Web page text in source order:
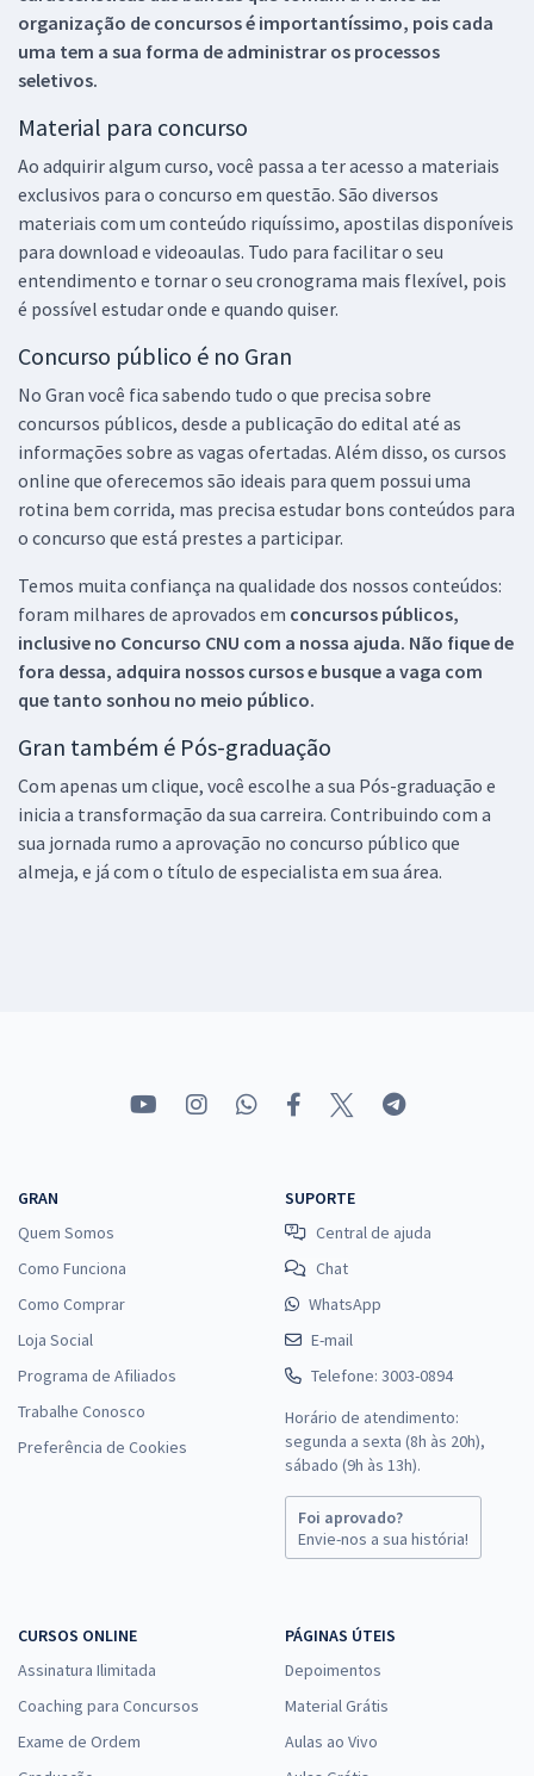
organização de concursos é importantíssimo, pois cada
uma tem a sua forma de administrar os processos
seletivos.
Material para concurso
Ao adquirir algum curso, você passa a ter acesso a materiais
exclusivos para o concurso em questão. São diversos
materiais com um conteúdo riquíssimo, apostilas disponíveis
para download e videoaulas. Tudo para facilitar o seu
entendimento e tornar o seu cronograma mais flexível, pois
é possível estudar onde e quando quiser.
Concurso público é no Gran
No Gran você fica sabendo tudo o que precisa sobre
concursos públicos, desde a publicação do edital até as
informações sobre as vagas ofertadas. Além disso, os cursos
online que oferecemos são ideais para quem possui uma
rotina bem corrida, mas precisa estudar bons conteúdos para
o concurso que está prestes a participar.
Temos muita confiança na qualidade dos nossos conteúdos:
foram milhares de aprovados em concursos públicos,
inclusive no Concurso CNU com a nossa ajuda. Não fique de
fora dessa, adquira nossos cursos e busque a vaga com
que tanto sonhou no meio público.
Gran também é Pós-graduação
Com apenas um clique, você escolhe a sua Pós-graduação e
inicia a transformação da sua carreira. Contribuindo com a
sua jornada rumo a aprovação no concurso público que
almeja, e já com o título de especialista em sua área.
GRAN
Quem Somos
Como Funciona
Como Comprar
Loja Social
Programa de Afiliados
Trabalhe Conosco
Preferência de Cookies
SUPORTE
Central de ajuda
Chat
WhatsApp
E-mail
Telefone: 3003-0894
Horário de atendimento:
segunda a sexta (8h às 20h),
sábado (9h às 13h).
Foi aprovado?
Envie-nos a sua história!
CURSOS ONLINE
Assinatura Ilimitada
Coaching para Concursos
Exame de Ordem
PÁGINAS ÚTEIS
Depoimentos
Material Grátis
Aulas ao Vivo